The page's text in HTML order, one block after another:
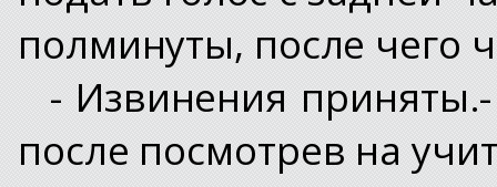
полминуты, после чего
- Извинения
после посмотрев на